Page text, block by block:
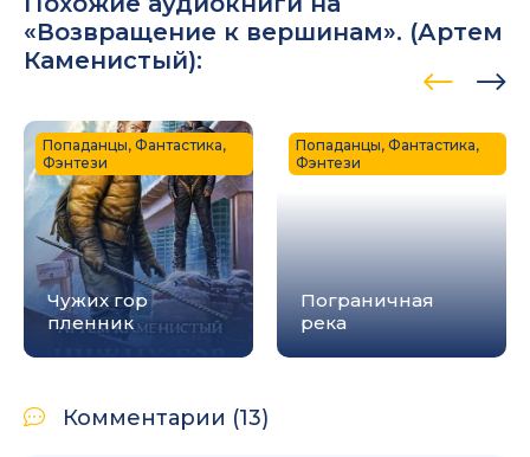
«Возвращение к вершинам». (Артем
Каменистый):
Чужих гор
пленник
Попаданцы, Фантастика,
Фэнтези
Пограничная
река
Попаданцы, Фантастика,
Фэнтези
Комментарии (13)